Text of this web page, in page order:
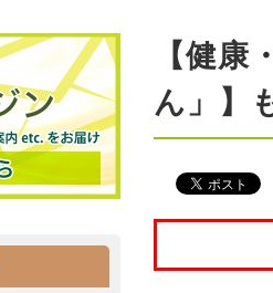
【健
ん」】